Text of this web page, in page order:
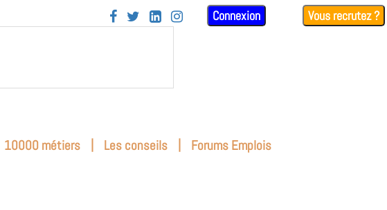
    Connexion Vous recrutez ?
10000 métiers | Les conseils | Forums Emplois